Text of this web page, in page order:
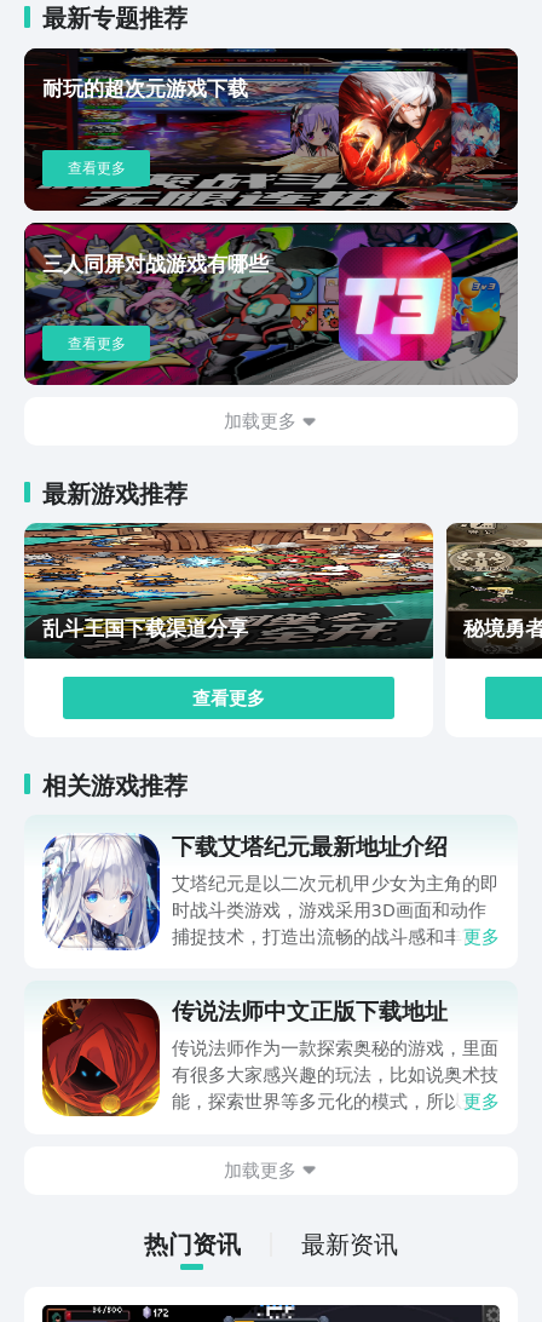
果。基础法术是你最常用的攻击方式，没有冷却时间，可
以无限使用。标准法术是一些有冷却时间的强力攻击，可
以造成大量伤害或者有特殊效果。而圣物是一些可以提升
你能力或者改变游戏规则的物品。游戏中有216种不同的
圣物可供选择，每种圣物都有其独特的效果和条件。你可
以在游戏开始时选择一个初始圣物，也可以在地牢中找到
或购买新的圣物来增加你的圣物库。有些圣物之间还有互
动或者组合效果，比如“制图师的羽毛笔”和“寻路者的地
图”就可以组合成一个非常强力的道具。大家在进程中需
要自己bd法术和游戏方式来选择合适的圣物来提高你的生
存和输出能力。以上就是传说法师手游的下载方式及玩法
介绍，希望对你有所帮助。传说法师这个移植作品总体感
受下来可以说是非常精致了，不论是操作细腻感，还是技
能bd深度，都充分体现了这个肉鸽经典的玩法属性，作为
移植前的经典肉鸽游戏，移动端同样保持了不错的操作手
感，如果你对这款游戏感兴趣，不妨下载试玩一下，体验
最新专题推荐
耐玩的超次元游戏下载
查看更多
三人同屏对战游戏有哪些
查看更多
加载更多
最新游戏推荐
乱斗王国下载渠道分享
查看更多
秘境勇
相关游戏推荐
下载艾塔纪元最新地址介绍
艾塔纪元是以二次元机甲少女为主角的即
时战斗类游戏，游戏采用3D画面和动作
捕捉技术，打造出流畅的战斗感和丰富的
能力所支配的世界，人类为了抵抗异能力
的威胁，创造出了拥有人格的机甲少女，
与之签订契约，共同对抗敌人。
更多
传说法师中文正版下载地址
传说法师作为一款探索奥秘的游戏，里面
有很多大家感兴趣的玩法，比如说奥术技
能，探索世界等多元化的模式，所以这款
小编会给大家提供一下游戏的安装地址，
也可以一起来了解一下。
更多
加载更多
热门资讯 最新资讯